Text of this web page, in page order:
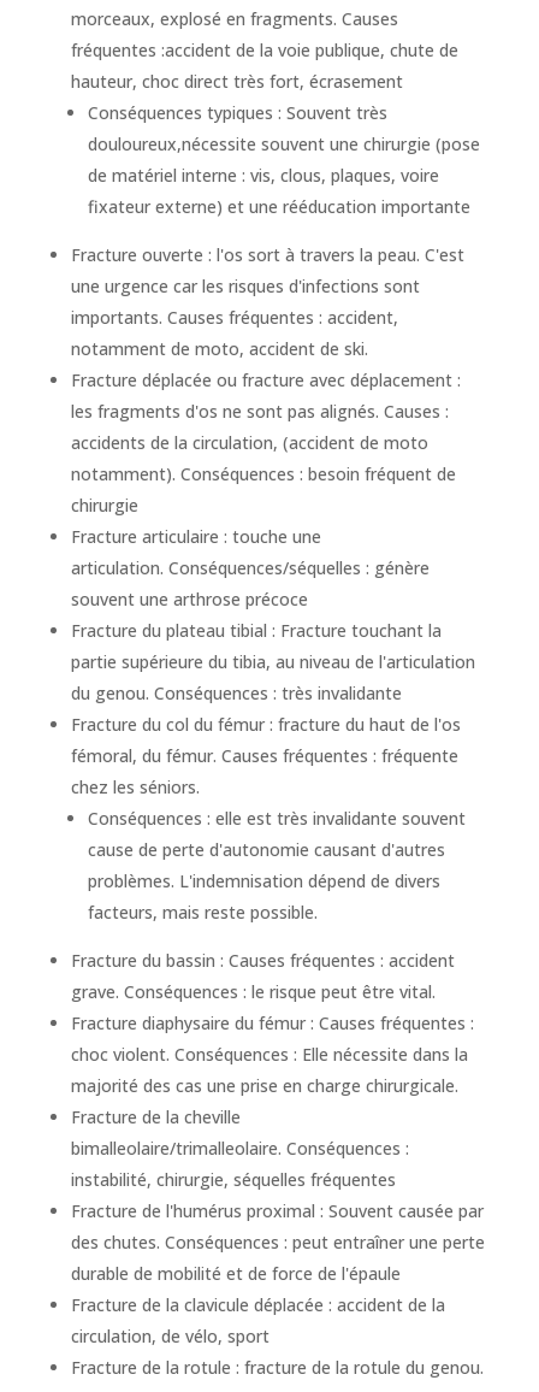
morceaux, explosé en fragments. Causes
fréquentes :accident de la voie publique, chute de
hauteur, choc direct très fort, écrasement
Conséquences typiques : Souvent très
douloureux,nécessite souvent une chirurgie (pose
de matériel interne : vis, clous, plaques, voire
fixateur externe) et une rééducation importante
Fracture ouverte : l'os sort à travers la peau. C'est
une urgence car les risques d'infections sont
importants. Causes fréquentes : accident,
notamment de moto, accident de ski.
Fracture déplacée ou fracture avec déplacement :
les fragments d'os ne sont pas alignés. Causes :
accidents de la circulation, (accident de moto
notamment). Conséquences : besoin fréquent de
chirurgie
Fracture articulaire : touche une
articulation. Conséquences/séquelles : génère
souvent une arthrose précoce
Fracture du plateau tibial : Fracture touchant la
partie supérieure du tibia, au niveau de l'articulation
du genou. Conséquences : très invalidante
Fracture du col du fémur : fracture du haut de l'os
fémoral, du fémur. Causes fréquentes : fréquente
chez les séniors.
Conséquences : elle est très invalidante souvent
cause de perte d'autonomie causant d'autres
problèmes. L'indemnisation dépend de divers
facteurs, mais reste possible.
Fracture du bassin : Causes fréquentes : accident
grave. Conséquences : le risque peut être vital.
Fracture diaphysaire du fémur : Causes fréquentes :
choc violent. Conséquences : Elle nécessite dans la
majorité des cas une prise en charge chirurgicale.
Fracture de la cheville
bimalleolaire/trimalleolaire. Conséquences :
instabilité, chirurgie, séquelles fréquentes
Fracture de l'humérus proximal : Souvent causée par
des chutes. Conséquences : peut entraîner une perte
durable de mobilité et de force de l'épaule
Fracture de la clavicule déplacée : accident de la
circulation, de vélo, sport
Fracture de la rotule : fracture de la rotule du genou.